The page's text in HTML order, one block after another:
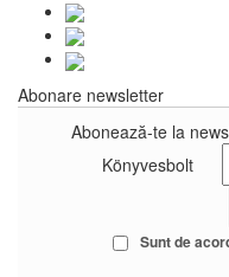
Abonare newsletter
Abonează-te la
Könyvesbolt
Sunt de